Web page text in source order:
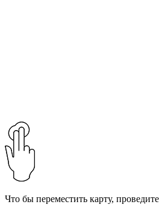
Что бы переместить карту,